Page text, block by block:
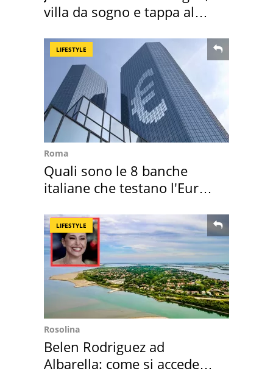
villa da sogno e tappa al
LIFESTYLE
Roma
Quali sono le 8 banche
italiane che testano l'Euro
LIFESTYLE
Rosolina
Belen Rodriguez ad
Albarella: come si accede